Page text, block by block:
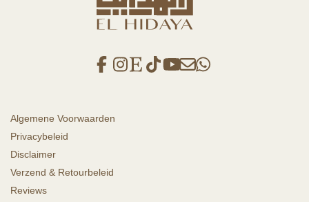
Algemene Voorwaarden
Privacybeleid
Disclaimer
Verzend & Retourbeleid
Reviews